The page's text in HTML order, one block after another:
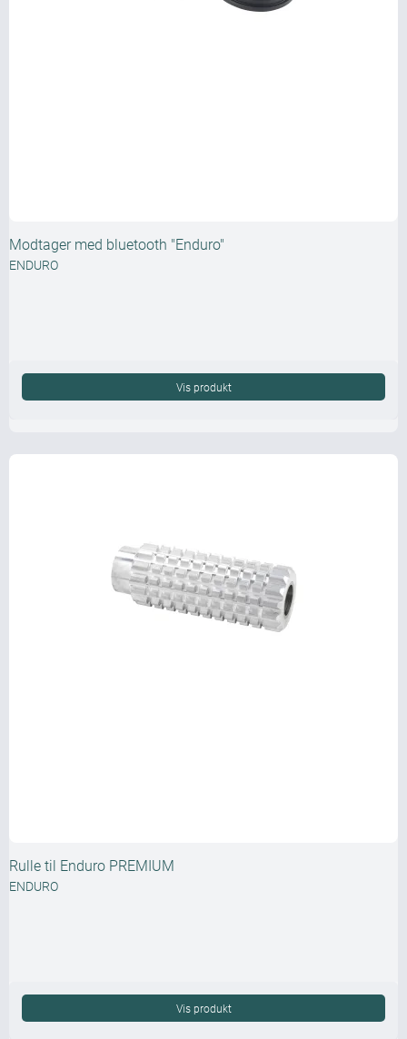
Modtager med bluetooth "Enduro"
ENDURO
Vis produkt
Rulle til Enduro PREMIUM
ENDURO
Vis produkt